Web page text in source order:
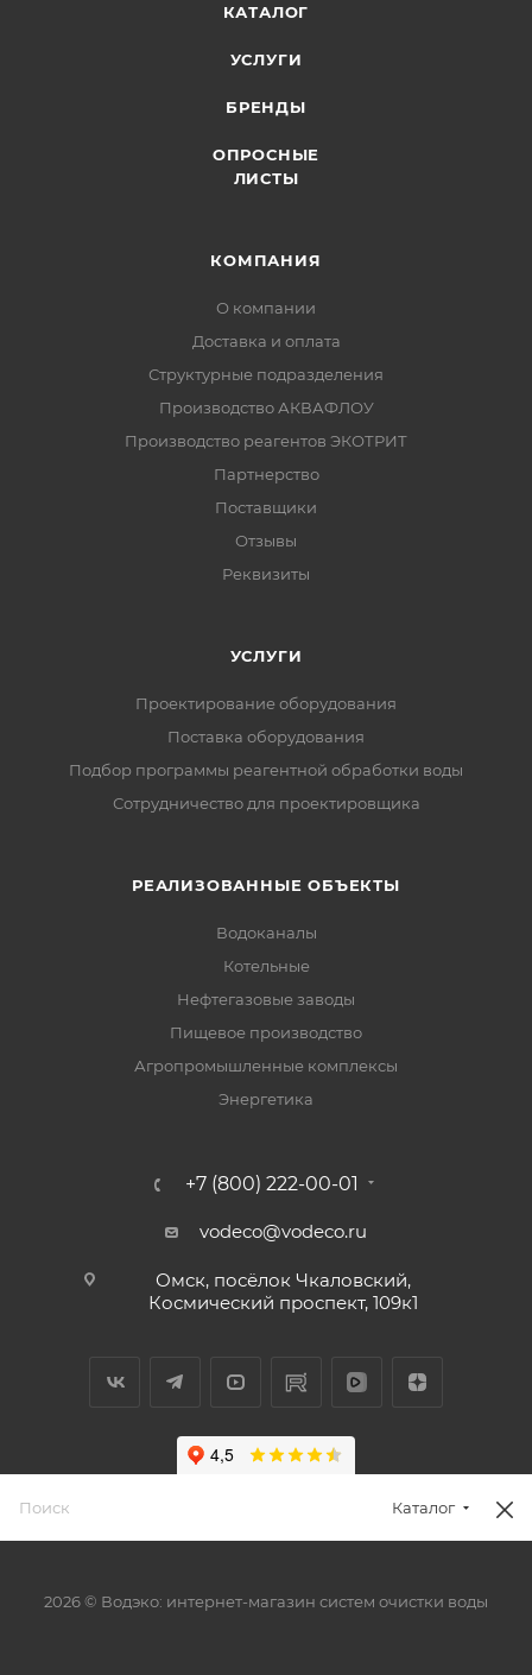
КАТАЛОГ
УСЛУГИ
БРЕНДЫ
ОПРОСНЫЕ
ЛИСТЫ
КОМПАНИЯ
О компании
Доставка и оплата
Структурные подразделения
Производство АКВАФЛОУ
Производство реагентов ЭКОТРИТ
Партнерство
Поставщики
Отзывы
Реквизиты
УСЛУГИ
Проектирование оборудования
Поставка оборудования
Подбор программы реагентной обработки воды
Сотрудничество для проектировщика
РЕАЛИЗОВАННЫЕ ОБЪЕКТЫ
Водоканалы
Котельные
Нефтегазовые заводы
Пищевое производство
Агропромышленные комплексы
Энергетика
+7 (800) 222-00-01
vodeco@vodeco.ru
Омск, посёлок Чкаловский,
Космический проспект, 109к1
2026 © Водэко: интернет-магазин систем очистки воды
Каталог